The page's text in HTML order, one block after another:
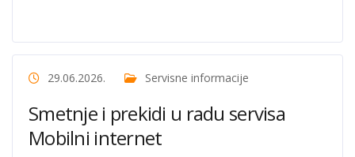
29.06.2026. Servisne informacije
Smetnje i prekidi u radu servisa
Mobilni internet